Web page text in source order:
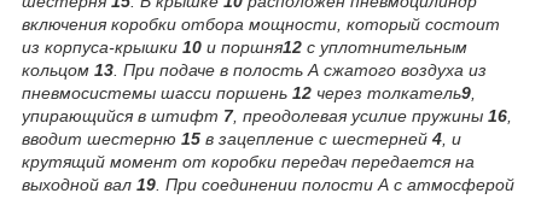
включения коробки отбора мощности, который состоит
из корпуса-крышки 10 и поршня12 с уплотнительным
кольцом 13. При подаче в полость А сжатого воздуха из
пневмосистемы шасси поршень 12 через толкатель9,
упирающийся в штифт 7, преодолевая усилие пружины 16,
вводит шестерню 15 в зацепление с шестерней 4, и
крутящий момент от коробки передач передается на
выходной вал 19. При соединении полости А с атмосферой